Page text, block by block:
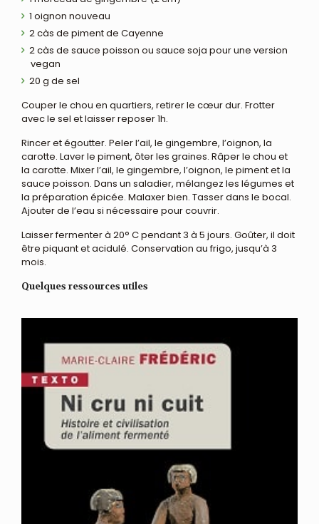
1 oignon nouveau
2 càs de piment de Cayenne
2 càs de sauce poisson ou sauce soja pour une version
vegan
20 g de sel
Couper le chou en quartiers, retirer le cœur dur. Frotter
avec le sel et laisser reposer 1h.
Rincer et égoutter. Peler l’ail, le gingembre, l’oignon, la
carotte. Laver le piment, ôter les graines. Râper le chou et
la carotte. Mixer l’ail, le gingembre, l’oignon, le piment et la
sauce poisson. Dans un saladier, mélangez les légumes et
la préparation épicée. Malaxer bien. Tasser dans le bocal.
Ajouter de l’eau si nécessaire pour couvrir.
Laisser fermenter à 20° C pendant 3 à 5 jours. Goûter, il doit
être piquant et acidulé. Conservation au frigo, jusqu’à 3
mois.
Quelques ressources utiles